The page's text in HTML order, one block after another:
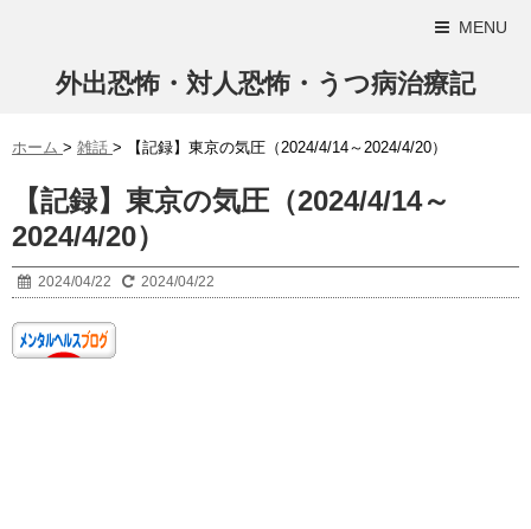
MENU
外出恐怖・対人恐怖・うつ病治療記
ホーム > 雑話 > 【記録】東京の気圧（2024/4/14～2024/4/20）
【記録】東京の気圧（2024/4/14～
2024/4/20）
2024/04/22 2024/04/22